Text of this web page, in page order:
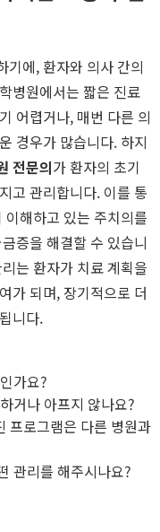
기에, 환자와 의사 간의
병원에서는 짧은 진료
어렵거나, 매번 다른 의
경우가 많습니다. 하지
전문의가 환자의 초기
고 관리합니다. 이를 통
해하고 있는 주치의를
증을 해결할 수 있습니
는 환자가 치료 계획을
가 되며, 장기적으로 더
니다.
가요?
거나 아프지 않나요?
프로그램은 다른 병원과
관리를 해주시나요?